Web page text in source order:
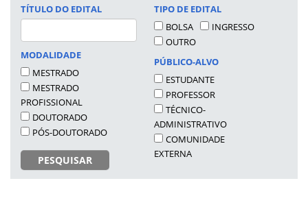
TÍTULO DO EDITAL
MODALIDADE
MESTRADO
MESTRADO
PROFISSIONAL
DOUTORADO
PÓS-DOUTORADO
PESQUISAR
TIPO DE EDITAL
BOLSA
INGRESSO
OUTRO
PÚBLICO-ALVO
ESTUDANTE
PROFESSOR
TÉCNICO-
ADMINISTRATIVO
COMUNIDADE
EXTERNA